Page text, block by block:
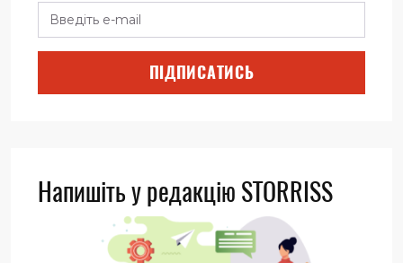
ПІДПИСАТИСЬ
Напишіть у редакцію STORRISS